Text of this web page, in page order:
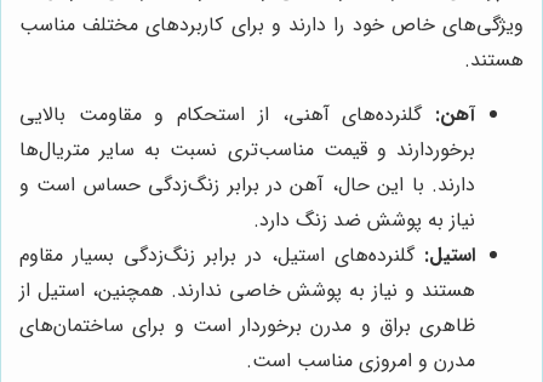
ویژگی‌های خاص خود را دارند و برای کاربردهای مختلف مناسب
هستند.
آهن: گلنرده‌های آهنی، از استحکام و مقاومت بالایی
برخوردارند و قیمت مناسب‌تری نسبت به سایر متریال‌ها
دارند. با این حال، آهن در برابر زنگ‌زدگی حساس است و
نیاز به پوشش ضد زنگ دارد.
استیل: گلنرده‌های استیل، در برابر زنگ‌زدگی بسیار مقاوم
هستند و نیاز به پوشش خاصی ندارند. همچنین، استیل از
ظاهری براق و مدرن برخوردار است و برای ساختمان‌های
مدرن و امروزی مناسب است.